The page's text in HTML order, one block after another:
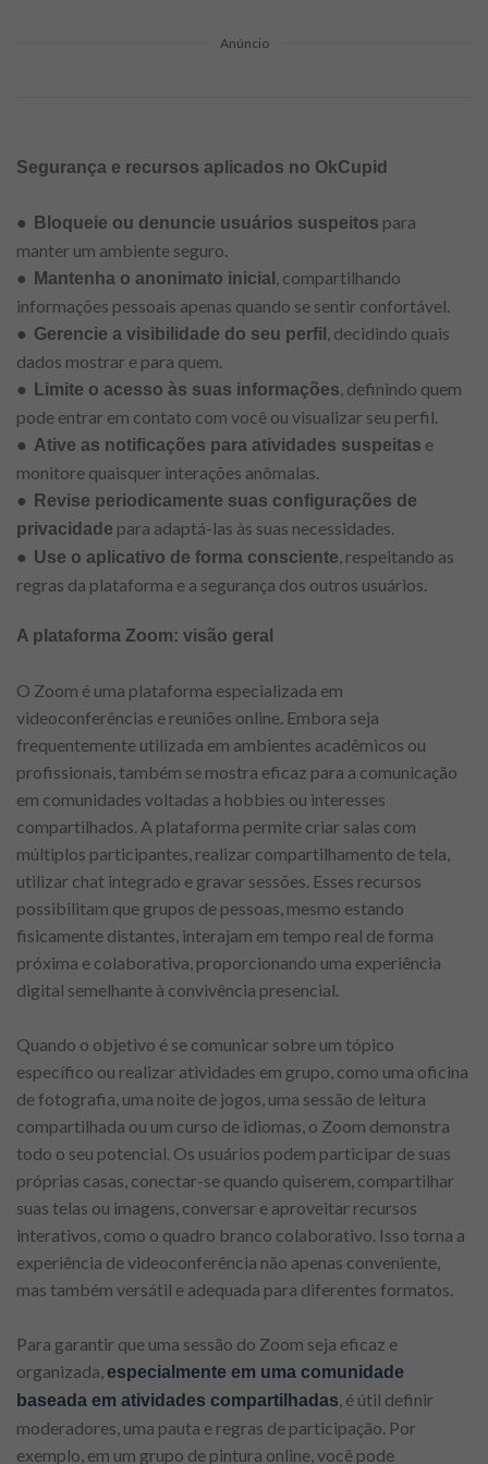
Anúncio
Segurança e recursos aplicados no OkCupid
● Bloqueie ou denuncie usuários suspeitos para
manter um ambiente seguro.
●
Mantenha o anonimato inicial , compartilhando
informações pessoais apenas quando se sentir confortável.
● Gerencie a visibilidade do seu perfil , decidindo quais
dados mostrar e para quem.
●
Limite o acesso às suas informações, definindo quem
pode entrar em contato com você ou visualizar seu perfil.
● Ative as notificações para atividades suspeitas e
monitore quaisquer interações anômalas.
●
Revise periodicamente suas configurações de
privacidade para adaptá-las às suas necessidades.
● Use o aplicativo de forma consciente, respeitando as
regras da plataforma e a segurança dos outros usuários.
A plataforma Zoom: visão geral
O Zoom é uma plataforma especializada em
videoconferências e reuniões online. Embora seja
frequentemente utilizada em ambientes acadêmicos ou
profissionais, também se mostra eficaz para a comunicação
em comunidades voltadas a hobbies ou interesses
compartilhados. A plataforma permite criar salas com
múltiplos participantes, realizar compartilhamento de tela,
utilizar chat integrado e gravar sessões. Esses recursos
possibilitam que grupos de pessoas, mesmo estando
fisicamente distantes, interajam em tempo real de forma
próxima e colaborativa, proporcionando uma experiência
digital semelhante à convivência presencial.
Quando o objetivo é se comunicar sobre um tópico
específico ou realizar atividades em grupo, como uma oficina
de fotografia, uma noite de jogos, uma sessão de leitura
compartilhada ou um curso de idiomas, o Zoom demonstra
todo o seu potencial. Os usuários podem participar de suas
próprias casas, conectar-se quando quiserem, compartilhar
suas telas ou imagens, conversar e aproveitar recursos
interativos, como o quadro branco colaborativo. Isso torna a
experiência de videoconferência não apenas conveniente,
mas também versátil e adequada para diferentes formatos.
Para garantir que uma sessão do Zoom seja eficaz e
organizada,especialmente em uma comunidade
baseada em atividades compartilhadas, é útil definir
moderadores, uma pauta e regras de participação. Por
exemplo, em um grupo de pintura online, você pode